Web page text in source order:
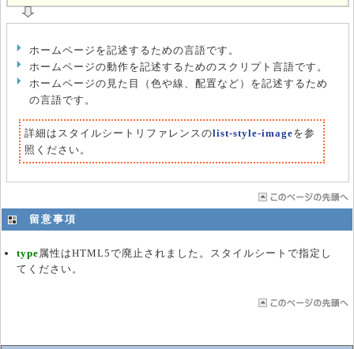
ホームページを記述するための言語です。
ホームページの動作を記述するためのスクリプト言語です。
ホームページの見た目（色や線、配置など）を記述するため
の言語です。
詳細はスタイルシートリファレンスのlist-style-imageを参
照ください。
留意事項
type属性はHTML5で廃止されました。スタイルシートで指定し
てください。